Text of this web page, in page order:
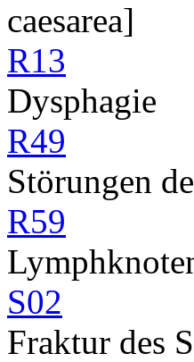
caesarea]
R13
Dysphagie
R49
Störungen
R59
S02
Fraktur des